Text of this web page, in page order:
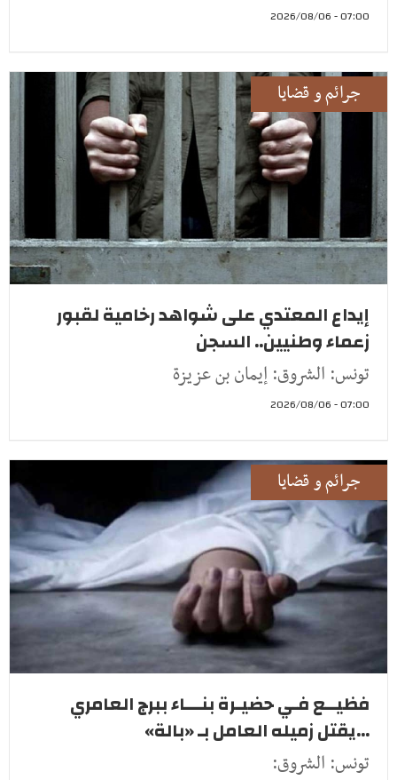
07:00 - 2026/08/06
جرائم و قضايا
إيداع المعتدي على شواهد رخامية لقبور
زعماء وطنيين.. السجن
تونس: الشروق: إيمان بن عزيزة
07:00 - 2026/08/06
جرائم و قضايا
فظيــع فـي حضيـرة بنـــاء ببرج العامري
...يقتل زميله العامل بـ «بالة»
تونس: الشروق: